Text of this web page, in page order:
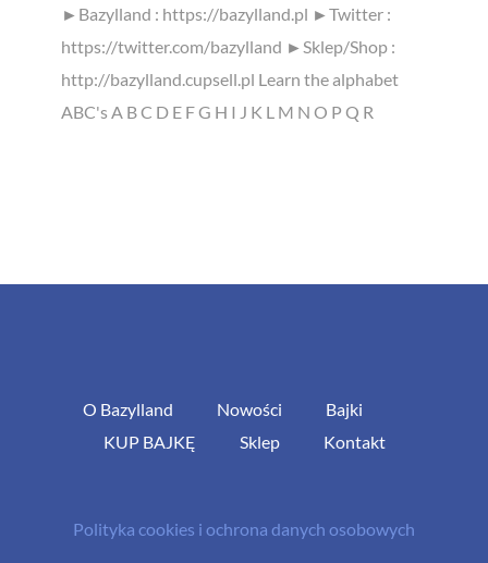
►Bazylland : https://bazylland.pl ►Twitter :
https://twitter.com/bazylland ►Sklep/Shop :
http://bazylland.cupsell.pl Learn the alphabet
ABC's A B C D E F G H I J K L M N O P Q R
O Bazylland Nowości
Bajki
KUP BAJKĘ
Sklep Kontakt
Polityka cookies i ochrona danych osobowych